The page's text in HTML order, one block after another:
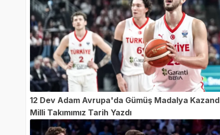
12 Dev Adam Avrupa'da Gümüş Madalya
Milli Takımımız Tarih Yazdı